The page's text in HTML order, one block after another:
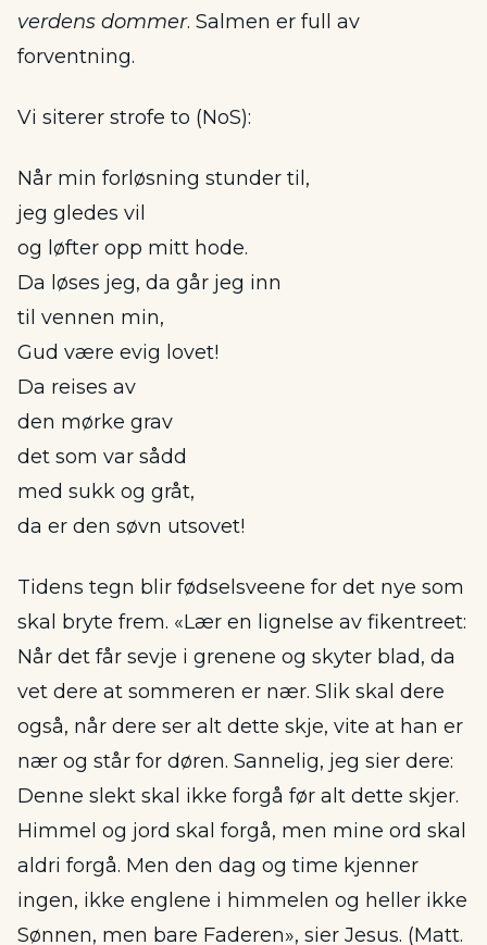
verdens dommer. Salmen er full av
forventning.
Vi siterer strofe to (NoS):
Når min forløsning stunder til,
jeg gledes vil
og løfter opp mitt hode.
Da løses jeg, da går jeg inn
til vennen min,
Gud være evig lovet!
Da reises av
den mørke grav
det som var sådd
med sukk og gråt,
da er den søvn utsovet!
Tidens tegn blir fødselsveene for det nye som
skal bryte frem. «Lær en lignelse av fikentreet:
Når det får sevje i grenene og skyter blad, da
vet dere at sommeren er nær. Slik skal dere
også, når dere ser alt dette skje, vite at han er
nær og står for døren. Sannelig, jeg sier dere:
Denne slekt skal ikke forgå før alt dette skjer.
Himmel og jord skal forgå, men mine ord skal
aldri forgå. Men den dag og time kjenner
ingen, ikke englene i himmelen og heller ikke
Sønnen, men bare Faderen», sier Jesus. (Matt.